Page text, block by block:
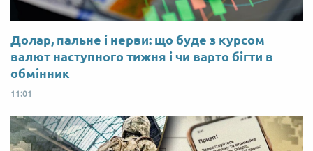
Долар, пальне і нерви: що буде з курсом
валют наступного тижня і чи варто бігти в
обмінник
11:01